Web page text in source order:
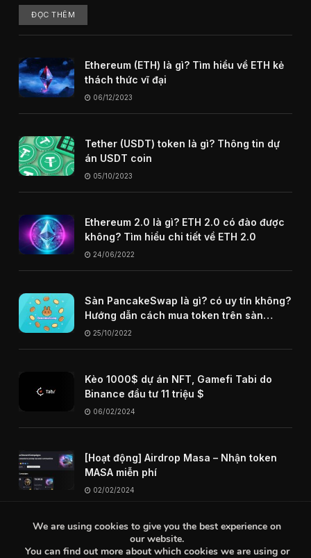
ĐỌC THÊM
Ethereum (ETH) là gì? Tìm hiểu về ETH kẻ
thách thức vĩ đại
06/12/2023
Tether (USDT) token là gì? Thông tin dự
án USDT coin
05/10/2023
Ethereum 2.0 là gì? ETH 2.0 có đào được
không? Tìm hiểu chi tiết về ETH 2.0
24/06/2022
Sàn PancakeSwap là gì? có uy tín không?
Hướng dẫn cách mua token trên sàn
PancakeSwap
25/10/2022
Kèo 1000$ dự án NFT, Gamefi Tabi do
Binance đầu tư 11 triệu $
06/02/2024
[Hoạt động] Airdrop Masa – Nhận token
MASA miễn phí
02/02/2024
We are using cookies to give you the best experience on
our website.
You can find out more about which cookies we are using or